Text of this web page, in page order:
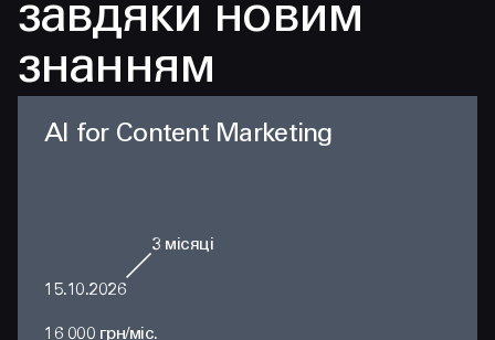
завдяки новим
знанням
AI for Content Marketing
15.10.2026
3 місяці
16 000 грн/міс.